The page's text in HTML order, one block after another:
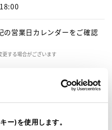
ー)を使用します。
の営業日カレンダーをご確認
する場合がございます